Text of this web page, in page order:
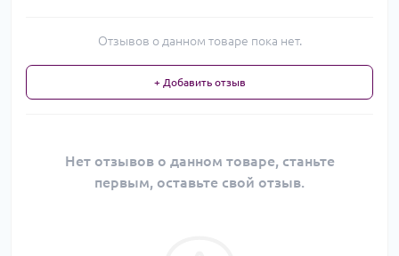
Отзывов о данном товаре пока нет.
+ Добавить отзыв
Нет отзывов о данном товаре, станьте
первым, оставьте свой отзыв.